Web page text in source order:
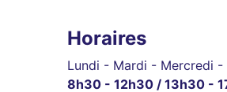
Horaires
Lundi - Mardi - Mercredi -
8h30 - 12h30 / 13h30 -